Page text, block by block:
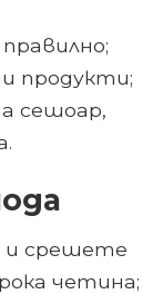
продукти;
сешоар,
и срешете
четина;